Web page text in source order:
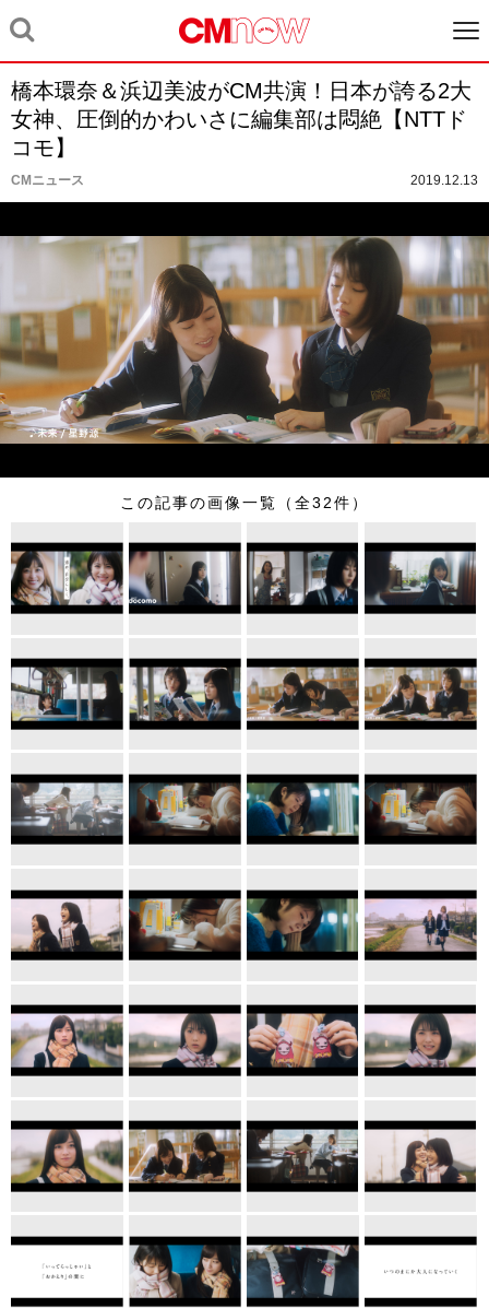
橋本環奈＆浜辺美波がCM共演！日本が誇る2大
女神、圧倒的かわいさに編集部は悶絶【NTTド
コモ】
CMニュース 2019.12.13
この記事の画像一覧（全32件）